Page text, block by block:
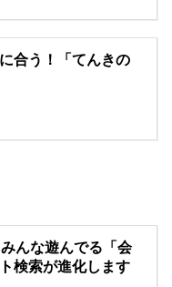
合う！「てんきの
んな遊んでる「会
検索が進化します